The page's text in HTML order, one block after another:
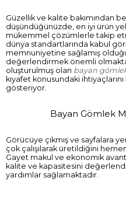
Güzellik ve kalite bakımından
düşündüğünüzde, en iyi ürün
mükemmel çözümlerle takip
dünya standartlarında kabul
memnuniyetine sağlamış
değerlendirmek önemli
oluşturulmuş olan bayan
kıyafet konusundaki
gösteriyor.
Bayan Gömlek
Görücüye çıkmış ve sayfalara
çok çalışılarak üretildiğini
Gayet makul ve ekonomik
kalite ve kapasitesini
yardımlar sağlamaktadır.